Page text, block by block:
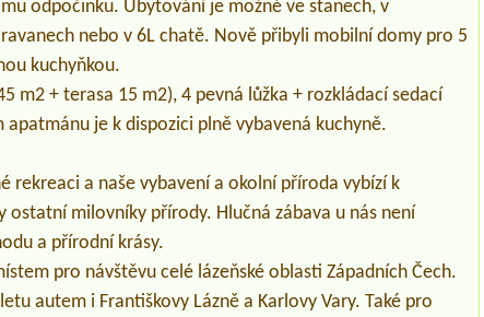
odpočinku. Ubytování je možné ve stanech, v
nebo v 6L chatě. Nově přibyli mobilní domy pro 5
kuchyňkou.
m2 + terasa 15 m2), 4 pevná lůžka + rozkládací sedací
je k dispozici plně vybavená kuchyně.
rekreaci a naše vybavení a okolní příroda vybízí k
milovníky přírody. Hlučná zábava u nás není
a přírodní krásy.
pro návštěvu celé lázeňské oblasti Západních Čech.
autem i Františkovy Lázně a Karlovy Vary. Také pro